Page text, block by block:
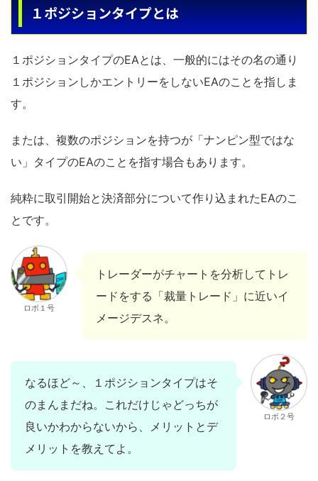
１ポジションタイプとは
１ポジションタイプのEAとは、一般的にはその名の通り
１ポジションしかエントリーをしないEAのことを指しま
す。
または、複数のポジションを持つが「ナンピン型ではな
い」タイプのEAのことを指す場合もあります。
純粋に取引開始と決済部分について作り込まれたEAのこ
とです。
ロボ１号
トレーダーがチャートを分析してトレ
ードをする「裁量トレード」に近いイ
メージデスネ。
なるほど～、１ポジションタイプはそ
のまんまだね。これだけじゃどっちが
良いかわからないから、メリットとデ
メリットを教えてよ。
ロボ２号